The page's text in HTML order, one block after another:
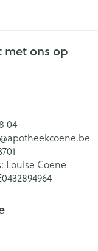
met ons op
04
apotheekcoene.be
Louise Coene